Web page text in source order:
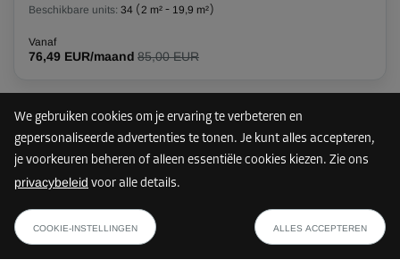
We gebruiken cookies om je ervaring te verbeteren en
gepersonaliseerde advertenties te tonen. Je kunt alles accepteren,
je voorkeuren beheren of alleen essentiële cookies kiezen. Zie ons
privacybeleid voor alle details.
COOKIE-INSTELLINGEN ALLES ACCEPTEREN
93,59 EUR/maand
Oppervlak: 2,9 m²
Inhoud: 7,83 m³
2,5 B: 1,16 H: 2,7
93,59 EUR/maand
Beschikbare units: 34 (2 m² - 19,9 m²)
Vanaf
76,49 EUR/maand 85,00 EUR
1210 Wien
64,79 EUR/maand